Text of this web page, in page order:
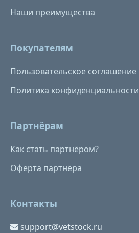
Наши преимущества
Покупателям
Пользовательское соглашение
Политика конфиденциальности
Партнёрам
Как стать партнёром?
Оферта партнёра
Контакты
support@vetstock.ru